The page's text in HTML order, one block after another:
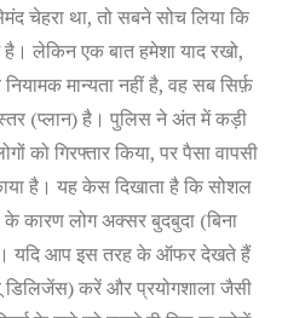
चेहरा था, तो सबने सोच लिया कि
लेकिन एक बात हमेशा याद रखो,
मान्यता नहीं है, वह सब सिर्फ़
(प्लान) है। पुलिस ने अंत में कड़ी
को गिरफ्तार किया, पर पैसा वापसी
है। यह केस दिखाता है कि सोशल
के कारण लोग अक्सर बुदबुदा (बिना
यदि आप इस तरह के ऑफर देखते हैं
करें और प्रयोगशाला जैसी